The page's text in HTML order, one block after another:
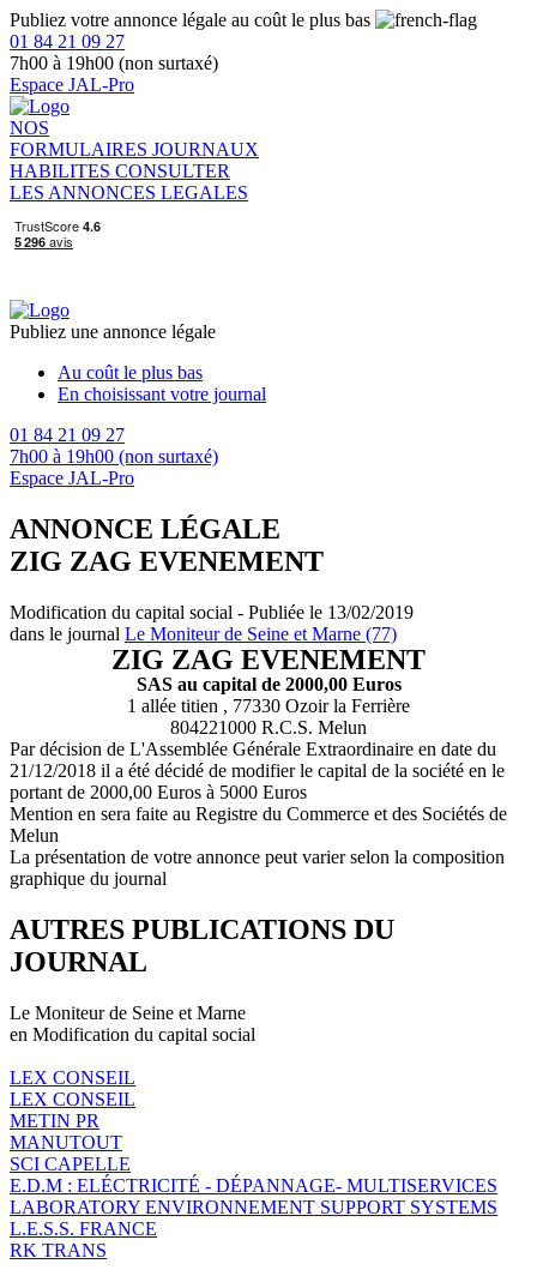
Publiez votre annonce légale au coût le plus bas
01 84 21 09 27
7h00 à 19h00 (non surtaxé)
Espace JAL-Pro
NOS
FORMULAIRES JOURNAUX
HABILITES CONSULTER
LES ANNONCES LEGALES
Publiez une annonce légale
Au coût le plus bas
En choisissant votre journal
01 84 21 09 27
7h00 à 19h00 (non surtaxé)
Espace JAL-Pro
ANNONCE LÉGALE
ZIG ZAG EVENEMENT
Modification du capital social - Publiée le 13/02/2019
dans le journal Le Moniteur de Seine et Marne (77)
ZIG ZAG EVENEMENT
SAS au capital de 2000,00 Euros
1 allée titien , 77330 Ozoir la Ferrière
804221000 R.C.S. Melun
Par décision de L'Assemblée Générale Extraordinaire en date du
21/12/2018 il a été décidé de modifier le capital de la société en le
portant de 2000,00 Euros à 5000 Euros
Mention en sera faite au Registre du Commerce et des Sociétés de
Melun
La présentation de votre annonce peut varier selon la composition
graphique du journal
AUTRES PUBLICATIONS DU
JOURNAL
Le Moniteur de Seine et Marne
en Modification du capital social
LEX CONSEIL
LEX CONSEIL
METIN PR
MANUTOUT
SCI CAPELLE
E.D.M : ELÉCTRICITÉ - DÉPANNAGE- MULTISERVICES
LABORATORY ENVIRONNEMENT SUPPORT SYSTEMS
L.E.S.S. FRANCE
RK TRANS